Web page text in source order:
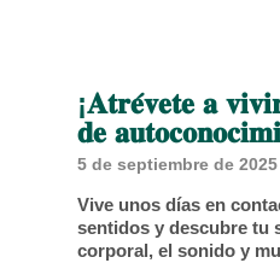
¡𝐀𝐭𝐫𝐞́𝐯𝐞𝐭𝐞 𝐚
𝐝𝐞
5 de septiembre de 2025
Vive unos días en
sentidos y descubre tu
corporal, el sonido y